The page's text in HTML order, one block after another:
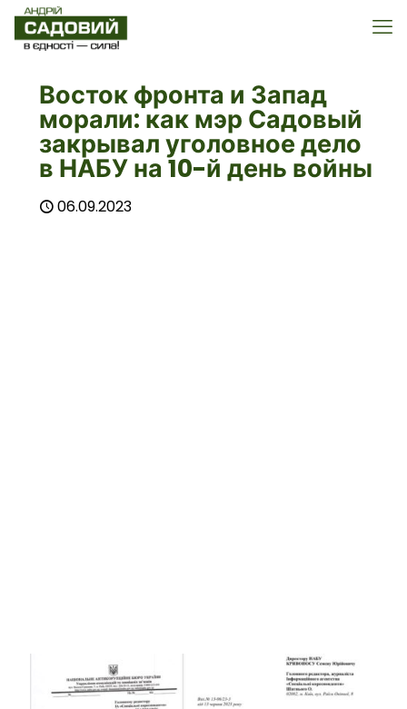
Восток фронта и Запад
морали: как мэр Садовый
закрывал уголовное дело
в НАБУ на 10-й день войны
06.09.2023